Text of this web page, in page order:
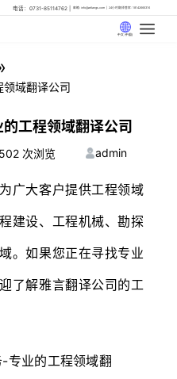
电话：0731-85114762 邮箱: info@artlangs.com 24小时翻译管家: 18142666316
中文 (中国)
域翻译公司
工程领域翻译公司
次浏览 admin
大客户提供工程领域
建设、工程机械、勘探
。如果您正在寻找专业
了解雅言翻译公司的工